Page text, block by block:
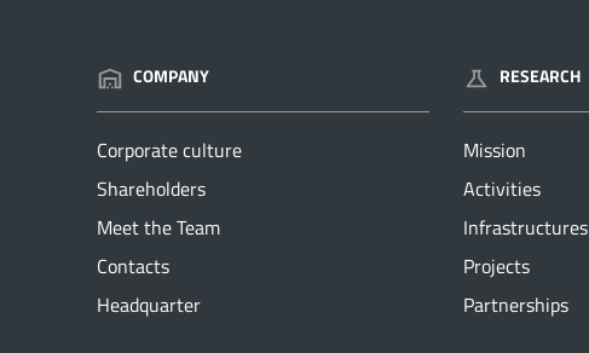
COMPANY
Corporate culture
Shareholders
Meet the Team
Contacts
Headquarter
RESEARCH
Mission
Activities
Infrastructures
Projects
Partnerships